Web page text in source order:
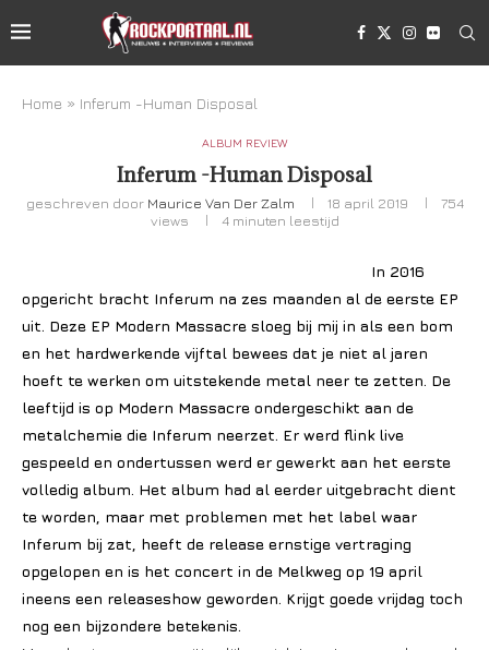
Home » Inferum -Human Disposal
ALBUM REVIEW
Inferum -Human Disposal
geschreven door Maurice Van Der Zalm 18 april 2019
754
views
4 minuten leestijd
In 2016
opgericht bracht Inferum na zes maanden al de eerste EP
uit. Deze EP Modern Massacre sloeg bij mij in als een bom
en het hardwerkende vijftal bewees dat je niet al jaren
hoeft te werken om uitstekende metal neer te zetten. De
leeftijd is op Modern Massacre ondergeschikt aan de
metalchemie die Inferum neerzet. Er werd flink live
gespeeld en ondertussen werd er gewerkt aan het eerste
volledig album. Het album had al eerder uitgebracht dient
te worden, maar met problemen met het label waar
Inferum bij zat, heeft de release ernstige vertraging
opgelopen en is het concert in de Melkweg op 19 april
ineens een releaseshow geworden. Krijgt goede vrijdag toch
nog een bijzondere betekenis.